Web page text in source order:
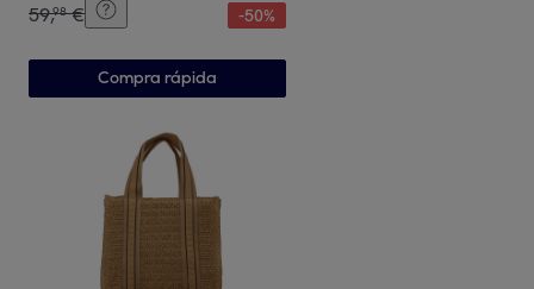
59,98 € -50%
Compra rápida